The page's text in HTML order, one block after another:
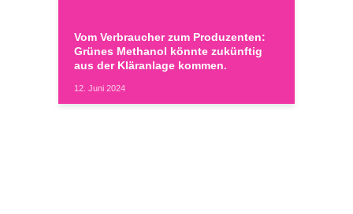
Vom Verbraucher zum Produzenten:
Grünes Methanol könnte zukünftig
aus der Kläranlage kommen.
12. Juni 2024